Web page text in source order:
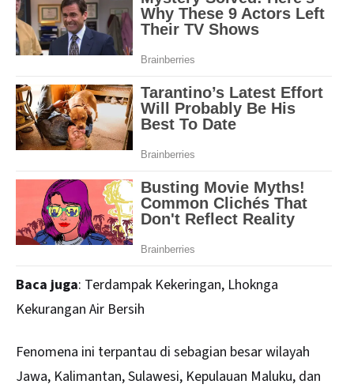
Baca juga: Terdampak Kekeringan, Lhoknga
Kekurangan Air Bersih
Fenomena ini terpantau di sebagian besar wilayah
Jawa, Kalimantan, Sulawesi, Kepulauan Maluku, dan